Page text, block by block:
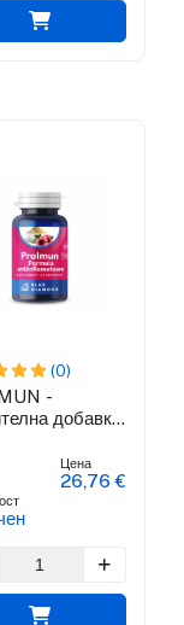
(0)
-
добавка
на
Цена
26,76 €